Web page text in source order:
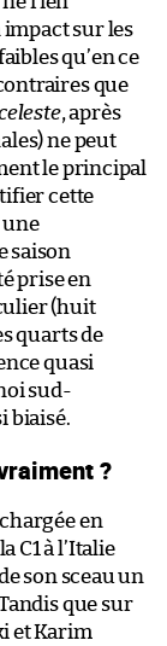
sur les
qu’en ce
que
, après
ne peut
le principal
cette
une
saison
prise en
(huit
quarts de
quasi
sud-
biaisé.
?
en
C1 à l’Italie
son sceau un
que sur
et Karim